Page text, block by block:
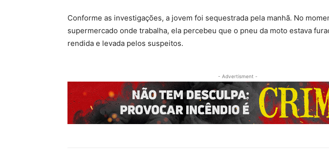
Conforme as investigações, a jovem foi sequestrada pela manhã. No
supermercado onde trabalha, ela percebeu que o pneu da moto estava
rendida e levada pelos suspeitos.
- Advertisment -